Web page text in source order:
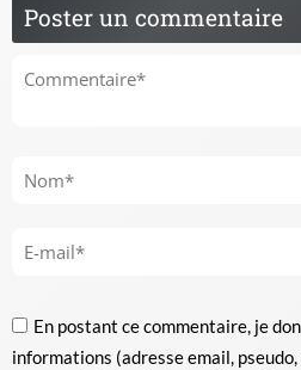
Poster un commentaire
En postant ce commentaire, je
informations (adresse email,